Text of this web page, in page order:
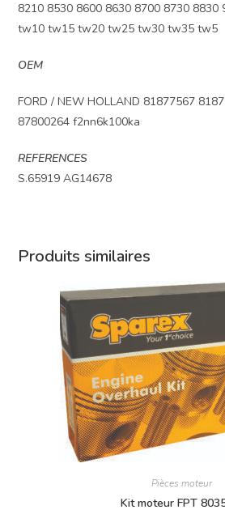
8210 8530 8600 8630 8700 8730 8830
tw10 tw15 tw20 tw25 tw30 tw35 tw5
OEM
FORD / NEW HOLLAND 81877567
87800264 f2nn6k100ka
REFERENCES
S.65919 AG14678
Produits similaires
Pièces moteur
Kit moteur FPT